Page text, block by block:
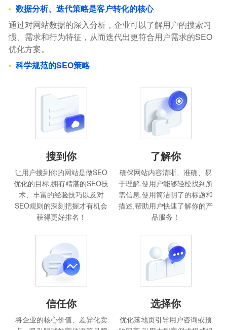
数据分析、迭代策略是客户转化的核心
通过对网站数据的深入分析，企业可以了解用户的搜索习
惯、需求和行为特征，从而迭代出更符合用户需求的SEO
优化方案。
科学规范的SEO策略
搜到你
让用户搜到你的网站是做SEO
优化的目标,拥有精湛的SEO技
术、丰富的经验技巧以及对
SEO规则的深刻把握才有机会
获得更好排名！
了解你
确保网站内容清晰、准确、易
于理解,使用户能够轻松找到所
需信息.使用简洁明了的标题和
描述,帮助用户快速了解你的产
品服务！
信任你
将企业的核心价值、差异化卖
选择你
优化落地页引导用户咨询或预